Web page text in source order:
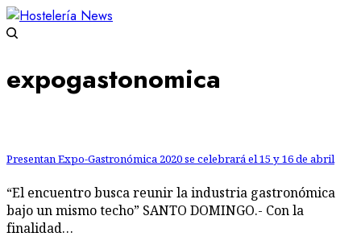
expogastonomica
Presentan Expo-Gastronómica 2020 se celebrará el 15 y 16 de abril
“El encuentro busca reunir la industria gastronómica
bajo un mismo techo” SANTO DOMINGO.- Con la
finalidad…